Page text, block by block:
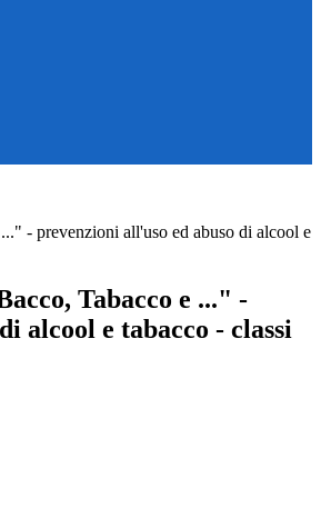
- prevenzioni all'uso ed abuso di alcool e
Tabacco e ..." -
alcool e tabacco - classi